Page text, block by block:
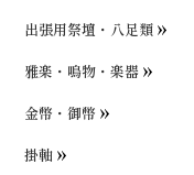
出張用祭壇・八足類
雅楽・鳴物・楽器
金幣・御幣
掛軸